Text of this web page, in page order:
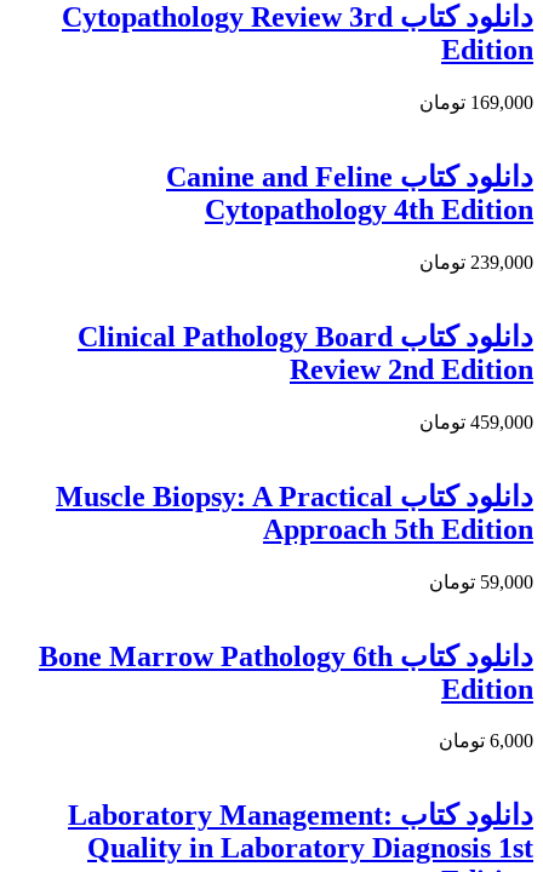
دانلود کتاب Cytopathology Review 3rd
Edition
169,000 تومان
دانلود كتاب Canine and Feline
Cytopathology 4th Edition
239,000 تومان
دانلود کتاب Clinical Pathology Board
Review 2nd Edition
459,000 تومان
دانلود کتاب Muscle Biopsy: A Practical
Approach 5th Edition
59,000 تومان
دانلود کتاب Bone Marrow Pathology 6th
Edition
6,000 تومان
دانلود كتاب Laboratory Management:
Quality in Laboratory Diagnosis 1st